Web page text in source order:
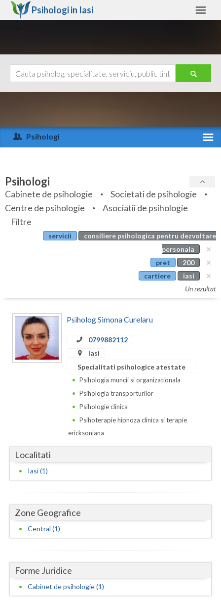
Psihologi in Iasi
Arad
Arges
Bihor
Bistrita-Nasaud
Botosani
Calarasi
Caras-Severin
Dolj
Galati
Gorj
Harghita
Ialomita
Iasi
Ajutor
Psihologi
Specialitati
Servicii
Articole
Evenimente
Psihologi
Cabinete de psihologie
Societati de psihologie
Centre de psihologie
Asociatii de psihologie
Filtre
servicii
consiliere psihologica pentru dezvoltare
personala
pret
200
cartiere
iasi
Un rezultat
Psiholog Simona Curelaru
0799882112
Iasi
Specialitati psihologice atestate
Psihologia muncii si organizationala
Psihologia transporturilor
Psihologie clinica
Psihoterapie hipnoza clinica si terapie
ericksoniana
Localitati
Iasi (1)
Zone Geografice
Central (1)
Forme Juridice
Cabinet de psihologie (1)